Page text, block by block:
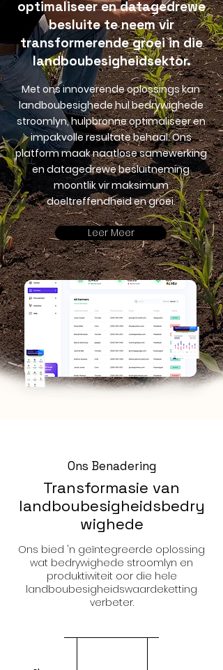
optimaliseer en datagedrewe
besluite te neem vir
transformerende groei in die
landboubesigheidsektor.
Met ons innoverende oplossings kan
landboubesighede hul bedrywighede
stroomlyn, hulpbronne optimaliseer en
impakvolle resultate behaal. Ons
platform maak naatlose samewerking
en datagedrewe besluitneming
moontlik vir maksimum
doeltreffendheid en groei.
Leer Meer
Ons Benadering
Transformasie van
landboubesigheidsbedry
wighede
Ons bied 'n geïntegreerde oplossing
wat bedrywighede stroomlyn en
produktiwiteit oor die hele
landboubesigheidswaardeketting
verbeter.